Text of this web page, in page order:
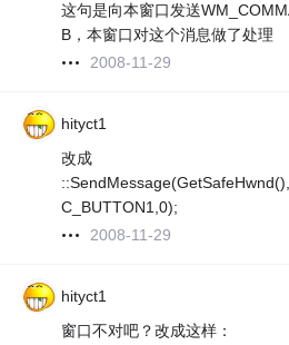
这句是向本窗口发送
B，本窗口对这个消息做了处理
2008-11-29
hityct1
改成
C_BUTTON1,0);
2008-11-29
hityct1
窗口不对吧？改成这样：